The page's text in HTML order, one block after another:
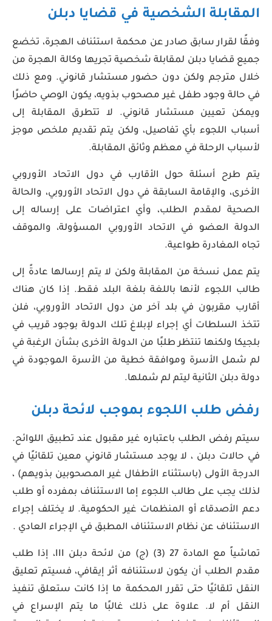
المقابلة الشخصية في قضايا دبلن
وفقًا لقرار سابق صادر عن محكمة استئناف الهجرة، تخضع
جميع قضايا دبلن لمقابلة شخصية تجريها وكالة الهجرة من
خلال مترجم ولكن دون حضور مستشار قانوني. ومع ذلك
في حالة وجود طفل غير مصحوب بذويه، يكون الوصي حاضرًا
ويمكن تعيين مستشار قانوني. لا تتطرق المقابلة إلى
أسباب اللجوء بأي تفاصيل، ولكن يتم تقديم ملخص موجز
لأسباب الرحلة في معظم وثائق المقابلة.
يتم طرح أسئلة حول الأقارب في دول الاتحاد الأوروبي
الأخرى، والإقامة السابقة في دول الاتحاد الأوروبي، والحالة
الصحية لمقدم الطلب، وأي اعتراضات على إرساله إلى
الدولة العضو في الاتحاد الأوروبي المسؤولة، والموقف
تجاه المغادرة طواعية.
يتم عمل نسخة من المقابلة ولكن لا يتم إرسالها عادةً إلى
طالب اللجوء لأنها باللغة بلغة البلد فقط. إذا كان هناك
أقارب مقربون في بلد آخر من دول الاتحاد الأوروبي، فلن
تتخذ السلطات أي إجراء لإبلاغ تلك الدولة بوجود قريب في
بلجيكا ولكنها تنتظر طلبًا من الدولة الأخرى بشأن الرغبة في
لم شمل الأسرة وموافقة خطية من الأسرة الموجودة في
دولة دبلن الثانية ليتم لم شملها.
رفض طلب اللجوء بموجب لائحة دبلن
سيتم رفض الطلب باعتباره غير مقبول عند تطبيق اللوائح.
في حالات دبلن ، لا يوجد مستشار قانوني معين تلقائيًا في
الدرجة الأولى (باستثناء الأطفال غير المصحوبين بذويهم) ،
لذلك يجب على طالب اللجوء إما الاستئناف بمفرده أو طلب
دعم الأصدقاء أو المنظمات غير الحكومية. لا يختلف إجراء
الاستئناف عن نظام الاستئناف المطبق في الإجراء العادي .
تماشياً مع المادة 27 (3) (ج) من لائحة دبلن III، إذا طلب
مقدم الطلب أن يكون لاستئنافه أثر إيقافي، فسيتم تعليق
النقل تلقائيًا حتى تقرر المحكمة ما إذا كانت ستعلق تنفيذ
النقل أم لا. علاوة على ذلك غالبًا ما يتم الإسراع في